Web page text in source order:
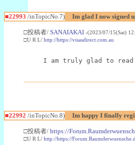
■22993 /inTopicNo.7) Im glad I now signed
□投稿者/ SANAIAKAI -(2023/07/15(Sat)
□U R L/ http://https://visasdirect.com.au
I am truly glad to
■22992 /inTopicNo.8) Im happy I finally
□投稿者/ https://
□U R L/ http://https://